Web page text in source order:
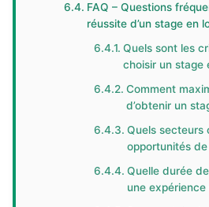
FAQ – Questions
réussite d’un stage en
Quels sont les
choisir un stage
Comment
d’obtenir un
Quels secteurs
opportunités
Quelle durée
une